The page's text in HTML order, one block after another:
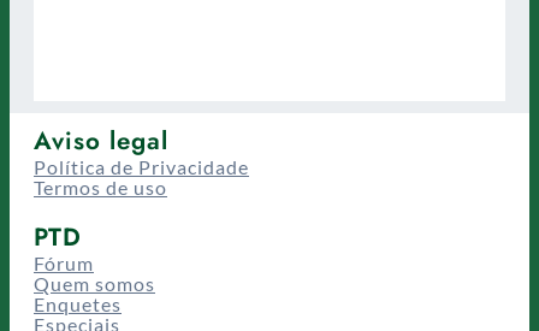
Aviso legal
Política de Privacidade
Termos de uso
PTD
Fórum
Quem somos
Enquetes
Especiais